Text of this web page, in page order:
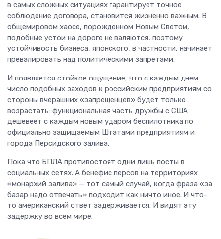
в самых сложных ситуациях гарантирует точное
соблюдение договора, становится жизненно важным. В
общемировом хаосе, порожденном Новым Светом,
подобные устои на дороге не валяются, поэтому
устойчивость бизнеса, японского, в частности, начинает
превалировать над политическими запретами.
И появляется стойкое ощущение, что с каждым днем
число подобных заходов к российским предприятиям со
стороны вчерашних «запрещенцев» будет только
возрастать: функциональная часть дружбы с США
дешевеет с каждым новым ударом беспилотника по
официально защищаемым Штатами предприятиям и
города Персидского залива.
Пока что БПЛА противостоят одни лишь посты в
социальных сетях. А бенефис персов на территориях
«монархий залива» — тот самый случай, когда фраза «за
базар надо отвечать» подходит как ничто иное. И что-
то американский ответ задерживается. И видят эту
задержку во всем мире.